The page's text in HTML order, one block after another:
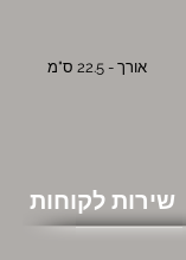
אורך - 22.5 ס"מ
שירות לקוחות